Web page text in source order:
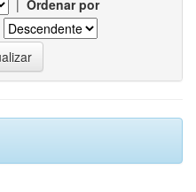
| Ordenar por